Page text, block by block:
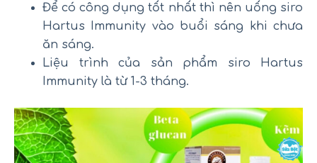
Để có công dụng tốt nhất thì nên uống siro
Hartus Immunity vào buổi sáng khi chưa
ăn sáng.
Liệu trình của sản phẩm siro Hartus
Immunity là từ 1-3 tháng.